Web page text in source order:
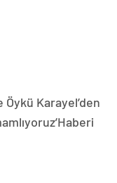
Karayel’den
Haberi